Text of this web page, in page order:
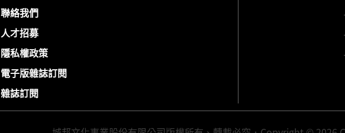
聯絡我們
人才招募
隱私權政策
電子版雜誌訂閱
雜誌訂閱